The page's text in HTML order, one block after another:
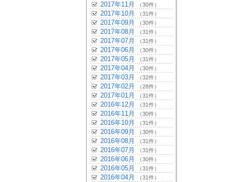
2017年11月 （30件）
2017年10月 （31件）
2017年09月 （30件）
2017年08月 （31件）
2017年07月 （31件）
2017年06月 （30件）
2017年05月 （31件）
2017年04月 （30件）
2017年03月 （32件）
2017年02月 （28件）
2017年01月 （31件）
2016年12月 （31件）
2016年11月 （30件）
2016年10月 （31件）
2016年09月 （30件）
2016年08月 （31件）
2016年07月 （31件）
2016年06月 （30件）
2016年05月 （31件）
2016年04月 （31件）